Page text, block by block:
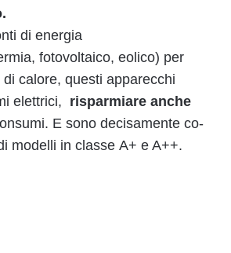
di energia
fotovoltaico, eolico) per
calore, questi apparecchi
elettrici, risparmiare anche
E sono decisamente co-
modelli in classe A+ e A++.